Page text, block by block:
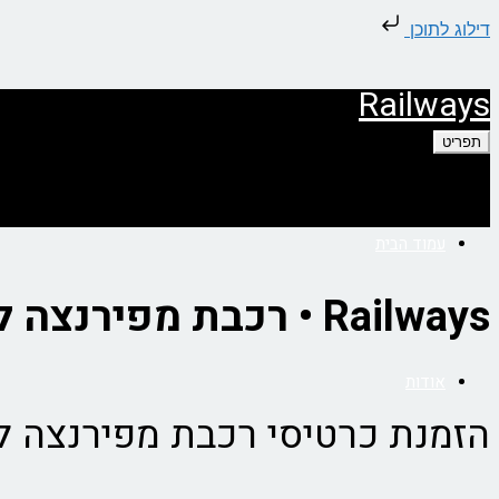
דילוג לתוכן
Railways
תפריט
Railways • רכבת מפירנצה ללה ספציה
הזמנת כרטיסי רכבת מפירנצה